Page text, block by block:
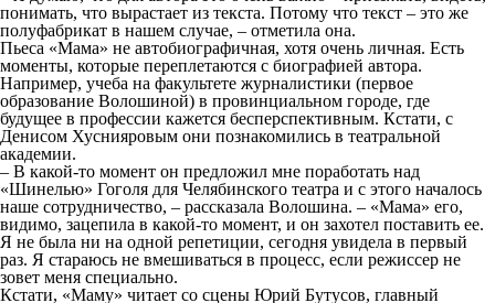
понимать, что вырастает из текста. Потому что текст – это же
полуфабрикат в нашем случае, – отметила она.
Пьеса «Мама» не автобиографичная, хотя очень личная. Есть
моменты, которые переплетаются с биографией автора.
Например, учеба на факультете журналистики (первое
образование Волошиной) в провинциальном городе, где
будущее в профессии кажется бесперспективным. Кстати, с
Денисом Хуснияровым они познакомились в театральной
академии.
– В какой-то момент он предложил мне поработать над
«Шинелью» Гоголя для Челябинского театра и с этого началось
наше сотрудничество, – рассказала Волошина. – «Мама» его,
видимо, зацепила в какой-то момент, и он захотел поставить ее.
Я не была ни на одной репетиции, сегодня увидела в первый
раз. Я стараюсь не вмешиваться в процесс, если режиссер не
зовет меня специально.
Кстати, «Маму» читает со сцены Юрий Бутусов, главный